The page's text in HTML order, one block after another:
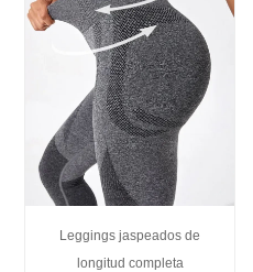
Leggings jaspeados de
longitud completa